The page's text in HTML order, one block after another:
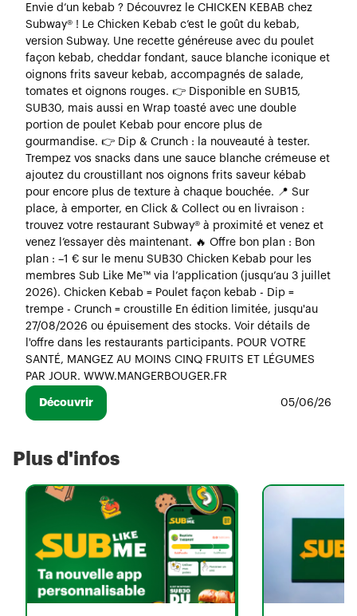
Envie d’un kebab ? Découvrez le CHICKEN KEBAB chez
Subway® ! Le Chicken Kebab c’est le goût du kebab,
version Subway. Une recette généreuse avec du poulet
façon kebab, cheddar fondant, sauce blanche iconique et
oignons frits saveur kebab, accompagnés de salade,
tomates et oignons rouges. 👉 Disponible en SUB15,
SUB30, mais aussi en Wrap toasté avec une double
portion de poulet Kebab pour encore plus de
gourmandise. 👉 Dip & Crunch : la nouveauté à tester.
Trempez vos snacks dans une sauce blanche crémeuse et
ajoutez du croustillant nos oignons frits saveur kébab
pour encore plus de texture à chaque bouchée. 📍 Sur
place, à emporter, en Click & Collect ou en livraison :
trouvez votre restaurant Subway® à proximité et venez et
venez l’essayer dès maintenant. 🔥 Offre bon plan : Bon
plan : –1 € sur le menu SUB30 Chicken Kebab pour les
membres Sub Like Me™ via l’application (jusqu’au 3 juillet
2026). Chicken Kebab = Poulet façon kebab - Dip =
trempe - Crunch = croustille En édition limitée, jusqu'au
27/08/2026 ou épuisement des stocks. Voir détails de
l'offre dans les restaurants participants. POUR VOTRE
SANTÉ, MANGEZ AU MOINS CINQ FRUITS ET LÉGUMES
PAR JOUR. WWW.MANGERBOUGER.FR
Découvrir 05/06/26
Plus d'infos